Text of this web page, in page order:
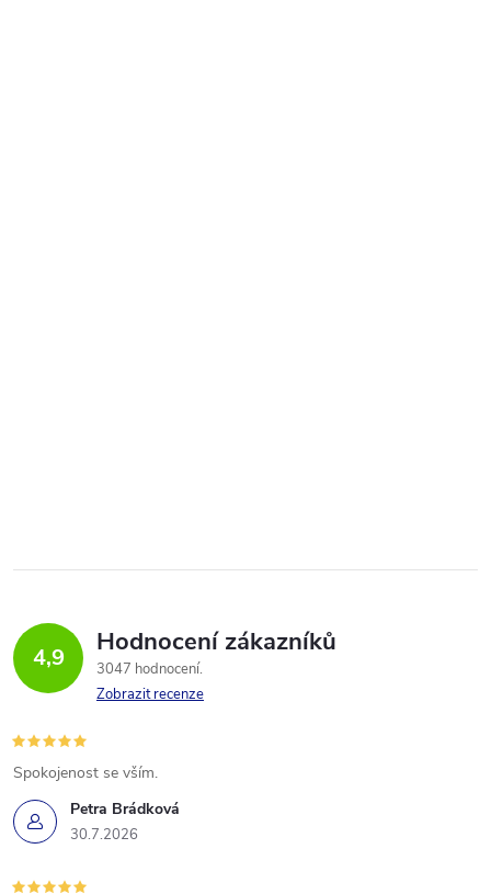
4,9 Hodnocení zákazníků
3047 hodnocení
Zobrazit recenze
Petra Brádková
30.7.2026
Spokojenost se vším.